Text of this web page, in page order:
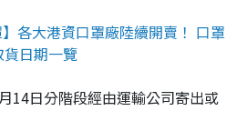
】各大港資口罩廠陸續開賣！ 口罩
日期一覽
14日分階段經由運輸公司寄出或